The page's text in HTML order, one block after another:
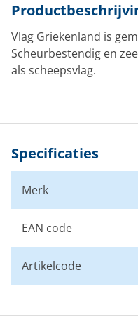
Vlag Griekenland is
Scheurbestendig en
als scheepsvlag.
Specificaties
Merk
EAN code
Artikelcode